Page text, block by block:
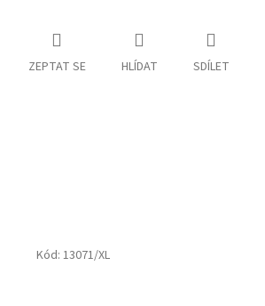
ZEPTAT SE HLÍDAT SDÍLET
Kód:13071/XL